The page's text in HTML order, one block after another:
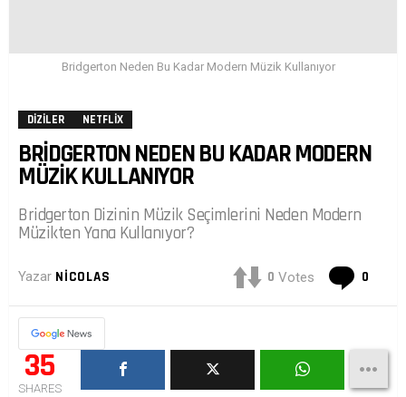
Bridgerton Neden Bu Kadar Modern Müzik Kullanıyor
DIZILER NETFLIX
BRIDGERTON NEDEN BU KADAR MODERN
MÜZIK KULLANIYOR
Bridgerton Dizinin Müzik Seçimlerini Neden Modern
Müzikten Yana Kullanıyor?
Yazar NICOLAS 0 Votes 0
35
SHARES